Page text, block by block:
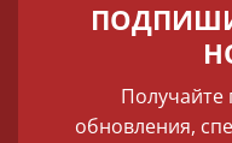
Получайте
обновления,